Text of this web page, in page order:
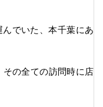
でいた、本千葉にあ
その全ての訪問時に店